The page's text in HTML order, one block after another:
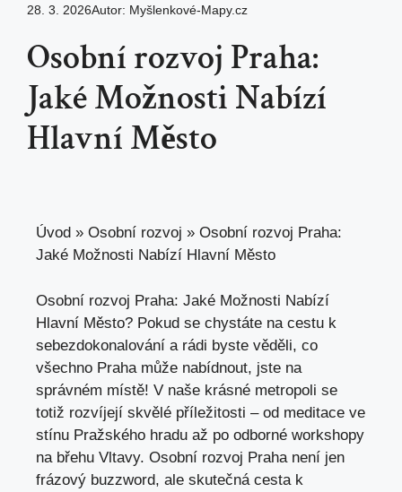
28. 3. 2026Autor: Myšlenkové-Mapy.cz
Osobní rozvoj Praha:
Jaké Možnosti Nabízí
Hlavní Město
Úvod » Osobní rozvoj » Osobní rozvoj Praha:
Jaké Možnosti Nabízí Hlavní Město
Osobní rozvoj Praha: Jaké Možnosti Nabízí
Hlavní Město? Pokud se chystáte na cestu k
sebezdokonalování a rádi byste věděli, co
všechno Praha může nabídnout, jste na
správném místě! V naše krásné metropoli se
totiž rozvíjejí skvělé příležitosti – od meditace ve
stínu Pražského hradu až po odborné workshopy
na břehu Vltavy. Osobní rozvoj Praha není jen
frázový buzzword, ale skutečná cesta k